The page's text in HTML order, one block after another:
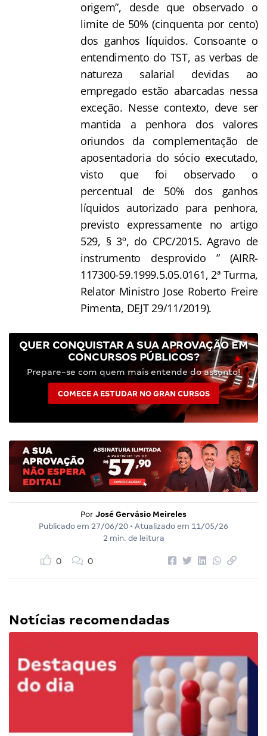
origem”, desde que observado o
limite de 50% (cinquenta por cento)
dos ganhos líquidos. Consoante o
entendimento do TST, as verbas de
natureza salarial devidas ao
empregado estão abarcadas nessa
exceção. Nesse contexto, deve ser
mantida a penhora dos valores
oriundos da complementação de
aposentadoria do sócio executado,
visto que foi observado o
percentual de 50% dos ganhos
líquidos autorizado para penhora,
previsto expressamente no artigo
529, § 3º, do CPC/2015. Agravo de
instrumento desprovido ” (AIRR-
117300-59.1999.5.05.0161, 2ª Turma,
Relator Ministro Jose Roberto Freire
Pimenta, DEJT 29/11/2019).
QUER CONQUISTAR A SUA APROVAÇÃO EM
CONCURSOS PÚBLICOS?
Prepare-se com quem mais entende do assunto!
COMECE A ESTUDAR NO GRAN CURSOS
Por José Gervásio Meireles
Publicado em 27/06/20 • Atualizado em 11/05/26
2 min. de leitura
0 0
Notícias recomendadas